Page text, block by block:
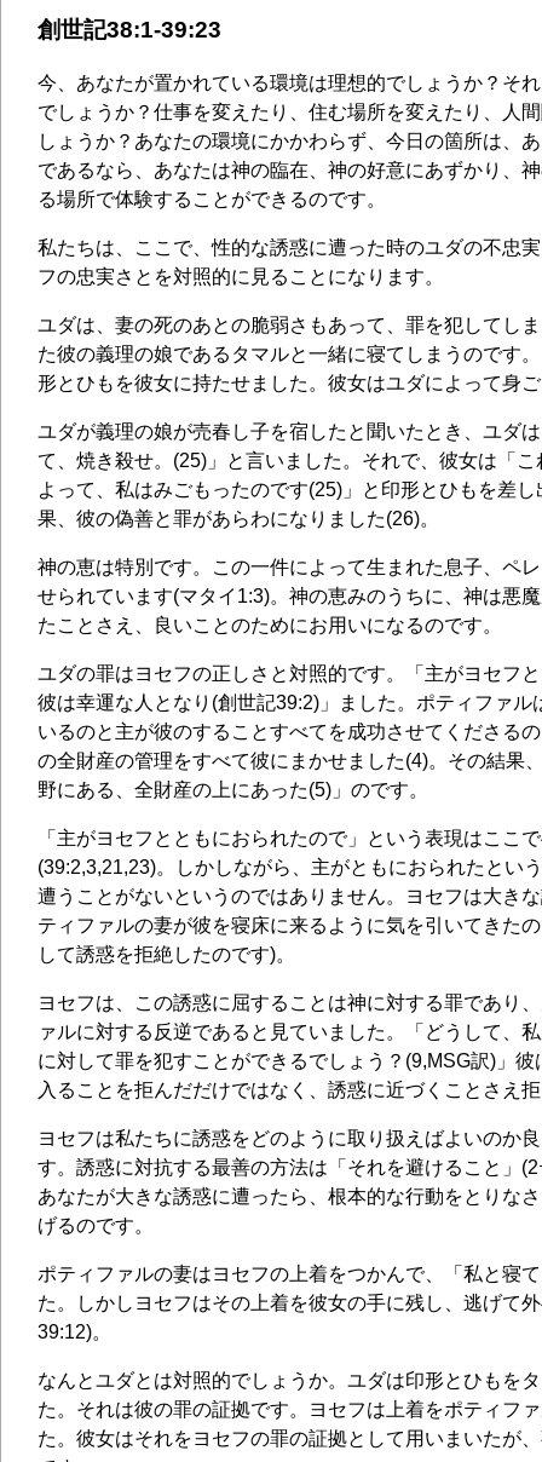
創世記38:1-39:23
今、あなたが置かれている環境は理想的でしょうか？そ
でしょうか？仕事を変えたり、住む場所を変えたり、人
しょうか？あなたの環境にかかわらず、今日の箇所は、
であるなら、あなたは神の臨在、神の好意にあずかり、
る場所で体験することができるのです。
私たちは、ここで、性的な誘惑に遭った時のユダの不忠
フの忠実さとを対照的に見ることになります。
ユダは、妻の死のあとの脆弱さもあって、罪を犯してし
た彼の義理の娘であるタマルと一緒に寝てしまうのです
形とひもを彼女に持たせました。彼女はユダによって身
ユダが義理の娘が売春し子を宿したと聞いたとき、ユダ
て、焼き殺せ。(25)」と言いました。それで、彼女は「
よって、私はみごもったのです(25)」と印形とひもを差
果、彼の偽善と罪があらわになりました(26)。
神の恵は特別です。この一件によって生まれた息子、ペ
せられています(マタイ1:3)。神の恵みのうちに、神は悪
たことさえ、良いことのためにお用いになるのです。
ユダの罪はヨセフの正しさと対照的です。「主がヨセフ
彼は幸運な人となり(創世記39:2)」ました。ポティファル
いるのと主が彼のすることすべてを成功させてくださる
の全財産の管理をすべて彼にまかせました(4)。その結果
野にある、全財産の上にあった(5)」のです。
「主がヨセフとともにおられたので」という表現はここ
(39:2,3,21,23)。しかしながら、主がともにおられたとい
遭うことがないというのではありません。ヨセフは大き
ティファルの妻が彼を寝床に来るように気を引いてきた
して誘惑を拒絶したのです)。
ヨセフは、この誘惑に屈することは神に対する罪であり
ァルに対する反逆であると見ていました。「どうして、
に対して罪を犯すことができるでしょう？(9,MSG訳)」
入ることを拒んだだけではなく、誘惑に近づくことさえ
ヨセフは私たちに誘惑をどのように取り扱えばよいのか
す。誘惑に対抗する最善の方法は「それを避けること」
あなたが大きな誘惑に遭ったら、根本的な行動をとりな
げるのです。
ポティファルの妻はヨセフの上着をつかんで、「私と寝
た。しかしヨセフはその上着を彼女の手に残し、逃げて
39:12)。
なんとユダとは対照的でしょうか。ユダは印形とひもを
た。それは彼の罪の証拠です。ヨセフは上着をポティフ
た。彼女はそれをヨセフの罪の証拠として用いまいたが